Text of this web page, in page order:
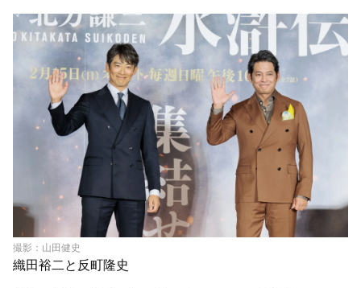
撮影：山田健史
織田裕二と反町隆史